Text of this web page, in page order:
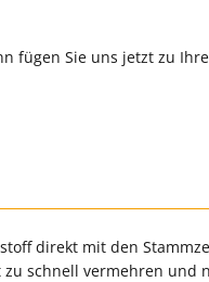
fügen Sie uns jetzt zu
direkt mit den
schnell vermehren und